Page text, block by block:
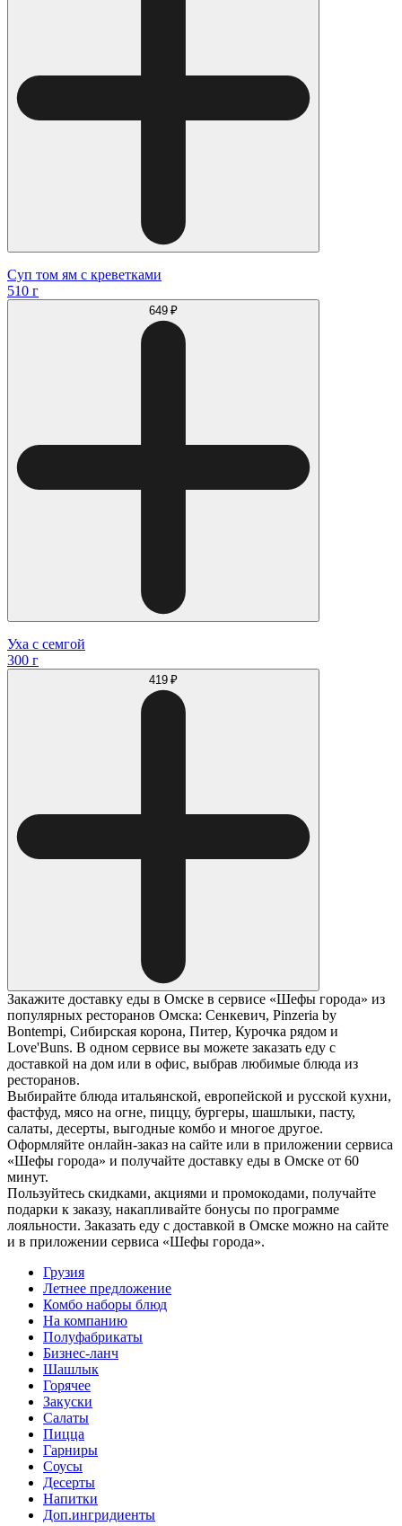
Суп том ям с креветками
510 г
649 ₽
Уха с семгой
300 г
419 ₽
Закажите доставку еды в Омске в сервисе «Шефы города» из
популярных ресторанов Омска: Сенкевич, Pinzeria by
Bontempi, Сибирская корона, Питер, Курочка рядом и
Love'Buns. В одном сервисе вы можете заказать еду с
доставкой на дом или в офис, выбрав любимые блюда из
ресторанов.
Выбирайте блюда итальянской, европейской и русской кухни,
фастфуд, мясо на огне, пиццу, бургеры, шашлыки, пасту,
салаты, десерты, выгодные комбо и многое другое.
Оформляйте онлайн-заказ на сайте или в приложении сервиса
«Шефы города» и получайте доставку еды в Омске от 60
минут.
Пользуйтесь скидками, акциями и промокодами, получайте
подарки к заказу, накапливайте бонусы по программе
лояльности. Заказать еду с доставкой в Омске можно на сайте
и в приложении сервиса «Шефы города».
Грузия
Летнее предложение
Комбо наборы блюд
На компанию
Полуфабрикаты
Бизнес-ланч
Шашлык
Горячее
Закуски
Салаты
Пицца
Гарниры
Соусы
Десерты
Напитки
Доп.ингридиенты